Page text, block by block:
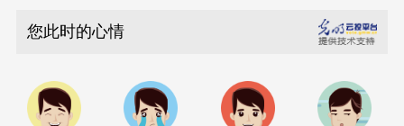
您此时的心情